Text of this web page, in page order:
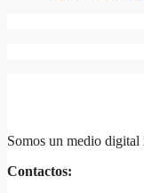
Somos un medio
Contactos: